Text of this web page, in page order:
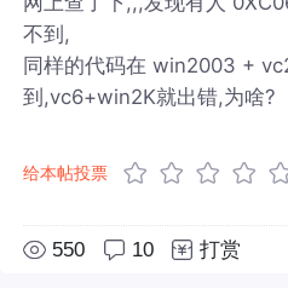
不到,
同样的代码在 win2003 +
到,vc6+win2K就出错,为啥?
给本帖投票
550 10 打赏